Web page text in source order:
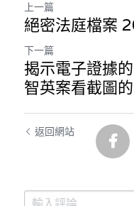
上一篇
絕密法庭檔案
下一篇
揭示電子證據
智英案看截圖
返回網站